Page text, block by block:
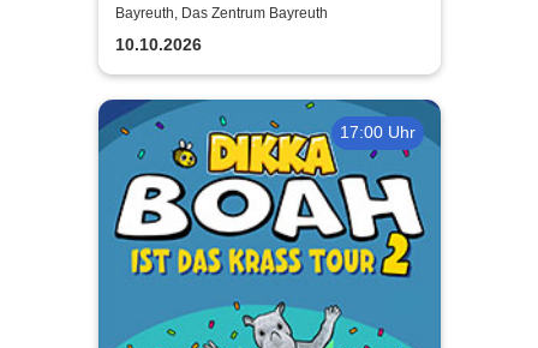
Stefan Eichner | Musik-
Kabarett, Komik und mehr
Bayreuth, Das Zentrum Bayreuth
10.10.2026
17:00 Uhr